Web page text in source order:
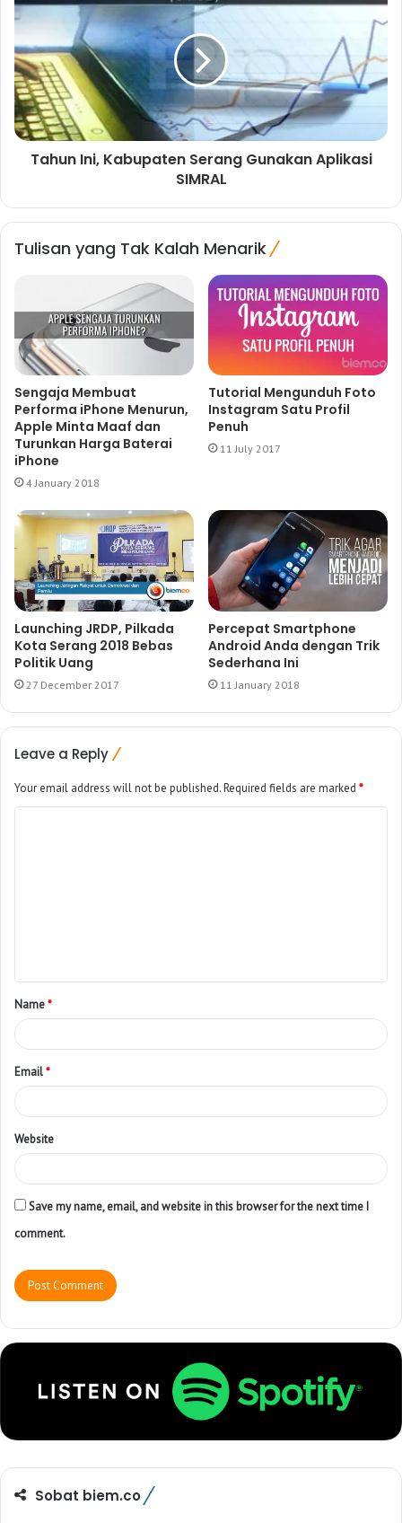
Tahun Ini, Kabupaten Serang Gunakan Aplikasi
SIMRAL
Tulisan yang Tak Kalah Menarik
Sengaja Membuat
Performa iPhone Menurun,
Apple Minta Maaf dan
Turunkan Harga Baterai
iPhone
4 January 2018
Tutorial Mengunduh Foto
Instagram Satu Profil
Penuh
11 July 2017
Launching JRDP, Pilkada
Kota Serang 2018 Bebas
Politik Uang
27 December 2017
Percepat Smartphone
Android Anda dengan Trik
Sederhana Ini
11 January 2018
Leave a Reply
Your email address will not be published.Required fields are marked *
Name*
Email*
Website
Save my name, email, and website in this browser for the next time I
comment.
Sobat biem.co